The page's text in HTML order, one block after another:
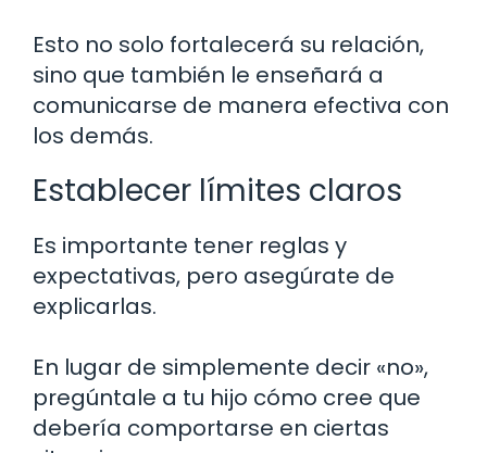
Esto no solo fortalecerá su relación,
sino que también le enseñará a
comunicarse de manera efectiva con
los demás.
Establecer límites claros
Es importante tener reglas y
expectativas, pero asegúrate de
explicarlas.
En lugar de simplemente decir «no»,
pregúntale a tu hijo cómo cree que
debería comportarse en ciertas